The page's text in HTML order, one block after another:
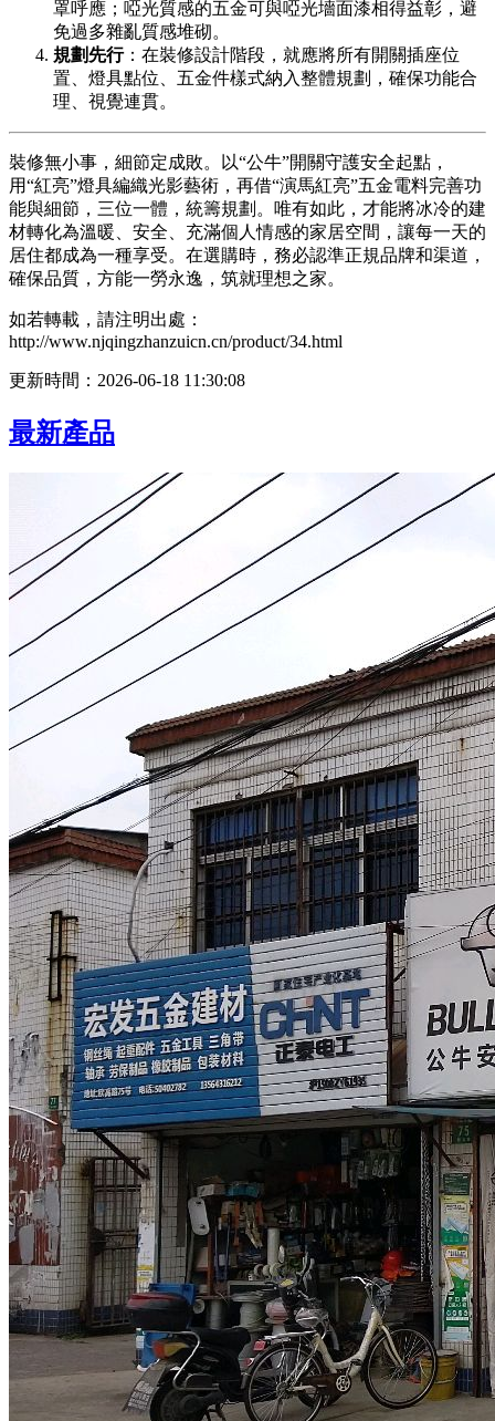
罩呼應；啞光質感的五金可與啞光墻面漆相得益彰，避
免過多雜亂質感堆砌。
規劃先行：在裝修設計階段，就應將所有開關插座位
置、燈具點位、五金件樣式納入整體規劃，確保功能合
理、視覺連貫。
裝修無小事，細節定成敗。以“公牛”開關守護安全起點，
用“紅亮”燈具編織光影藝術，再借“演馬紅亮”五金電料完善功
能與細節，三位一體，統籌規劃。唯有如此，才能將冰冷的建
材轉化為溫暖、安全、充滿個人情感的家居空間，讓每一天的
居住都成為一種享受。在選購時，務必認準正規品牌和渠道，
確保品質，方能一勞永逸，筑就理想之家。
如若轉載，請注明出處：
http://www.njqingzhanzuicn.cn/product/34.html
更新時間：2026-06-18 11:30:08
最新產品